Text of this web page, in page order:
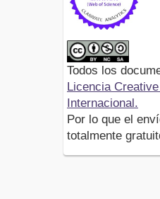
Todos los
Licencia
Internacional.
Por lo que el
totalmente